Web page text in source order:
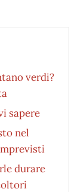
verdi?
sapere
nel
durare